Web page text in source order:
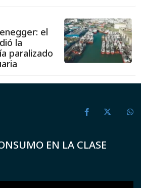
el
la
paralizado
EN LA CLASE